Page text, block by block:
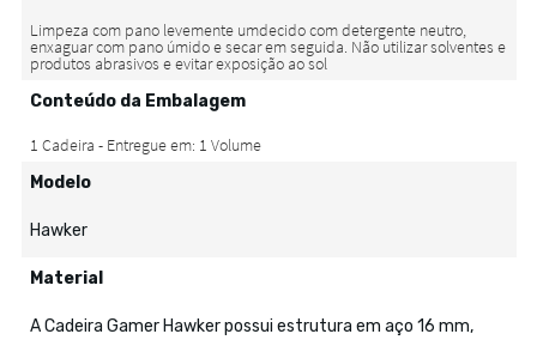
Conteúdo da Embalagem
Modelo
Hawker
Material
A Cadeira Gamer Hawker possui estrutura em aço 16 mm,